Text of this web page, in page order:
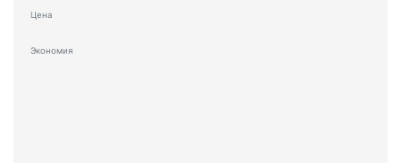
Цена
Экономия